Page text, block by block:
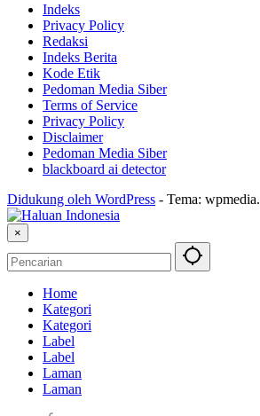
Indeks
Privacy Policy
Redaksi
Indeks Berita
Kode Etik
Pedoman Media Siber
Terms of Service
Privacy Policy
Disclaimer
Pedoman Media Siber
blackboard ai detector
Didukung oleh WordPress - Tema: wpmedia.
×
Home
Kategori
Kategori
Label
Label
Laman
Laman